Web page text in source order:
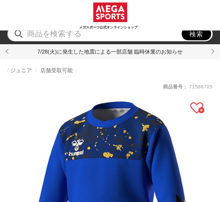
メガスポーツ公式オンラインショップ
アウトドア
検索
7/28(火)に発生した地震による一部店舗 臨時休業のお知らせ
ジュニア 店舗受取可能
商品番号： 71586705